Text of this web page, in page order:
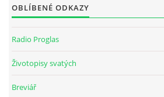
OBLÍBENÉ ODKAZY
Radio Proglas
Životopisy svatých
Breviář